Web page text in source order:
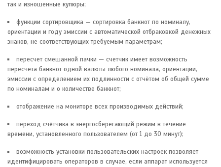
так и изношенные купюры;
функции сортировщика — сортировка банкнот по номиналу,
ориентации и году эмиссии с автоматической отбраковкой денежных
знаков, не соответствующих требуемым параметрам;
пересчет смешанной пачки — счетчик имеет возможность
пересчета банкнот одной валюты любого номинала, ориентации,
эмиссии с определением их подлинности с отчётом об общей сумме
по номиналам и о количестве банкнот;
отображение на мониторе всех производимых действий;
переход счётчика в энергосберегающий режим в течение
времени, установленного пользователем (от 1 до 30 минут);
возможность установки пользовательских настроек позволяет
идентифицировать операторов в случае, если аппарат используется